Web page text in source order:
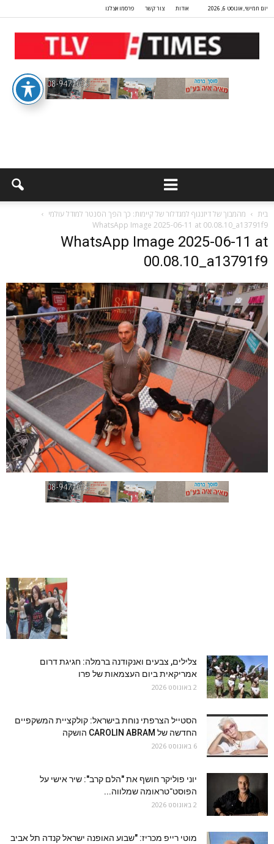
יום חמישי, אוגוסט 6, 2026 אודות צור קשר פרסמו אצלנו
בית
מהמבוך של דיזנגוף למגדלור של קיימות: כך הפך הסנטר למודל עולמי
WhatsApp Image 2025-06-11 at 00.08.10_a13791f9
WhatsApp Image 2025-06-11 at
00.08.10_a13791f9
צלילים, צבעים ואנקודנה ברמלה: חגיגת דרום
אמריקאית ביום העצמאות של פרו
2 באוגוסט 2026
הסטייל הצרפתי נוחת בישראל: קולקציית המשקפיים
החדשה של CAROLIN ABRAM הושקה
6 באוגוסט 2026
יוני פוליקר חושף את "הלם קרב": שיר אישי על
הפוסט־טראומה שמלווה...
2 באוגוסט 2026
מוטי רייפ מכריז: "שבוע האופנה ישראל קנדה תל אביב